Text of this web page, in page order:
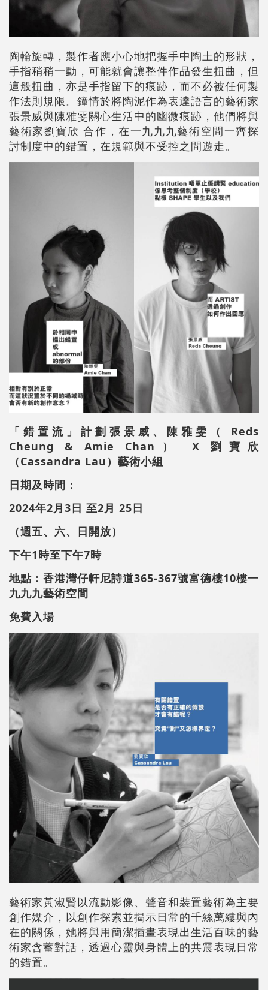
陶輪旋轉，製作者應小心地把握手中陶土的形狀，
手指稍稍一動，可能就會讓整件作品發生扭曲，但
這般扭曲，亦是手指留下的痕跡，而不必被任何製
作法則規限。鐘情於將陶泥作為表達語言的藝術家
張景威與陳雅雯關心生活中的幽微痕跡，他們將與
藝術家劉寶欣 合作，在一九九九藝術空間一齊探
討制度中的錯置，在規範與不受控之間遊走。
「錯置流」計劃張景威、陳雅雯（ Reds
Cheung & Amie Chan） X 劉寶欣
（Cassandra Lau）藝術小組
日期及時間：
2024年2月3日 至2月 25日
（週五、六、日開放）
下午1時至下午7時
地點：香港灣仔軒尼詩道365-367號富德樓10樓一
九九九藝術空間
免費入場
藝術家黃淑賢以流動影像、聲音和裝置藝術為主要
創作媒介，以創作探索並揭示日常的千絲萬縷與內
在的關係，她將與用簡潔插畫表現出生活百味的藝
術家含蓄對話，透過心靈與身體上的共震表現日常
的錯置。